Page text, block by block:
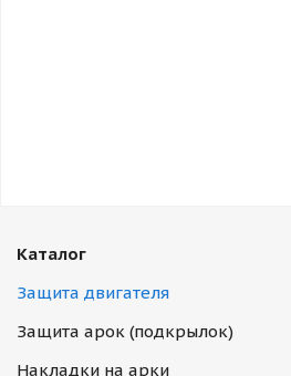
Каталог
Защита двигателя
Защита арок (подкрылок)
Накладки на арки